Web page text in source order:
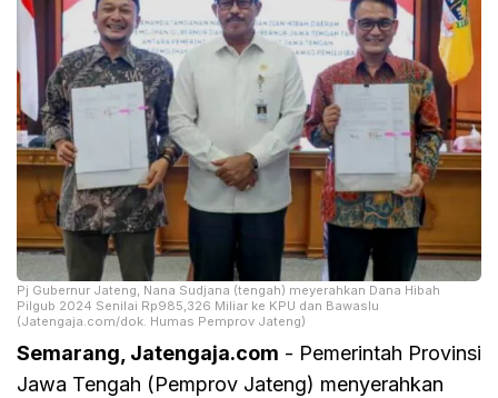
Pj Gubernur Jateng, Nana Sudjana (tengah) meyerahkan Dana Hibah
Pilgub 2024 Senilai Rp985,326 Miliar ke KPU dan Bawaslu
(Jatengaja.com/dok. Humas Pemprov Jateng)
Semarang, Jatengaja.com - Pemerintah Provinsi
Jawa Tengah (Pemprov Jateng) menyerahkan